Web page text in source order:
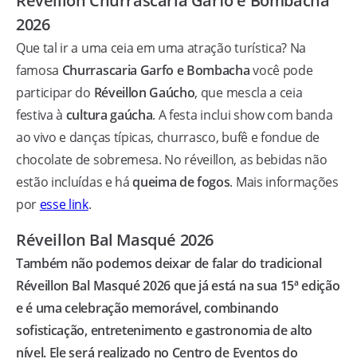
2026
Que tal ir a uma ceia em uma atração turística? Na
famosa Churrascaria Garfo e Bombachavocê pode
participar do Réveillon Gaúcho, que mescla a ceia
festiva à cultura gaúcha. A festa inclui show com banda
ao vivo e danças típicas, churrasco, bufê e fondue de
chocolate de sobremesa. No réveillon, as bebidas não
estão incluídas e háqueima de fogos. Mais informações
por esse link.
Réveillon Bal Masqué 2026
Também não podemos deixar de falar do tradicional
Réveillon Bal Masqué 2026 que já está na sua 15ª edição
e é uma celebração memorável, combinando
sofisticação, entretenimento e gastronomia de alto
nível. Ele será realizado no Centro de Eventos do